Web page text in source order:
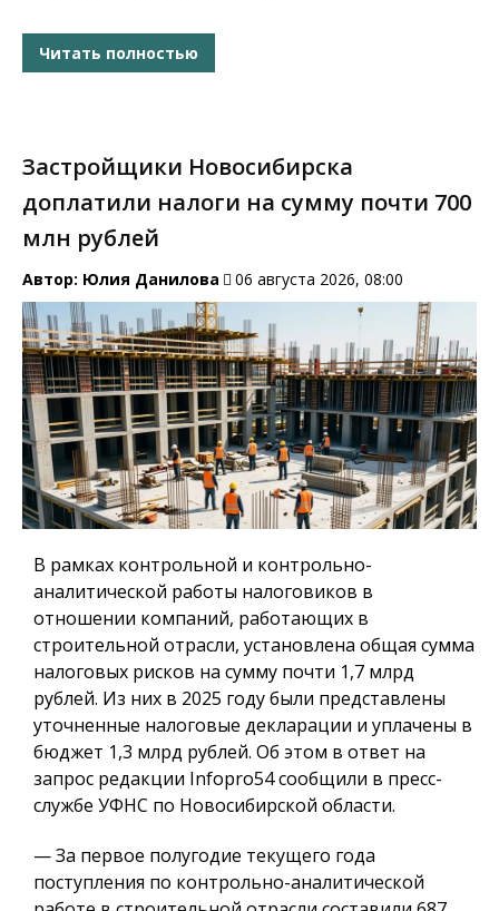
Читать полностью
Застройщики Новосибирска
доплатили налоги на сумму почти 700
млн рублей
Автор: Юлия Данилова 06 августа 2026, 08:00
В рамках контрольной и контрольно-
аналитической работы налоговиков в
отношении компаний, работающих в
строительной отрасли, установлена общая сумма
налоговых рисков на сумму почти 1,7 млрд
рублей. Из них в 2025 году были представлены
уточненные налоговые декларации и уплачены в
бюджет 1,3 млрд рублей. Об этом в ответ на
запрос редакции Infopro54 сообщили в пресс-
службе УФНС по Новосибирской области.
— За первое полугодие текущего года
поступления по контрольно-аналитической